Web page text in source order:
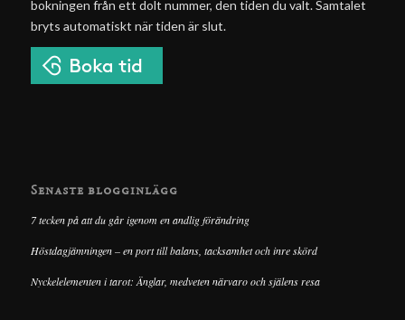
bokningen från ett dolt nummer, den tiden du valt. Samtalet
bryts automatiskt när tiden är slut.
Senaste blogginlägg
7 tecken på att du går igenom en andlig förändring
Höstdagjämningen – en port till balans, tacksamhet och inre skörd
Nyckelelementen i tarot: Änglar, medveten närvaro och själens resa